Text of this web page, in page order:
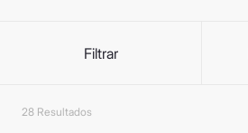
Filtrar
28